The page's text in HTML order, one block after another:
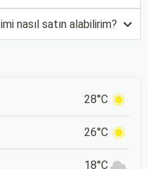
nasıl satın alabilirim?
28°C
26°C
18°C